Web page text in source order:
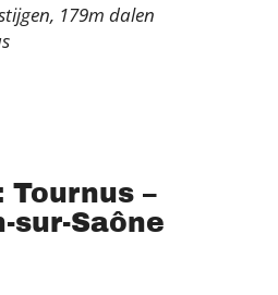
179m dalen
Tournus –
sur-Saône